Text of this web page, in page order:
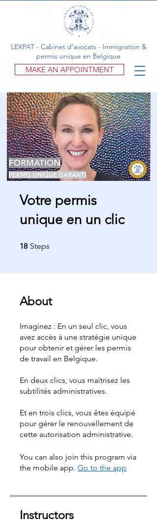
MAKE AN APPOINTMENT
LEXPAT - Cabinet d’avocats - Immigration &
permis unique en Belgique
Votre permis
unique en un clic
18 Steps
About
Imaginez : En un seul clic, vous
avez accès à une stratégie unique
pour obtenir et gérer les permis
de travail en Belgique.
En deux clics, vous maîtrisez les
subtilités administratives.
Et en trois clics, vous êtes équipé
pour gérer le renouvellement de
cette autorisation administrative.
You can also join this program via
the mobile app. Go to the app
Instructors